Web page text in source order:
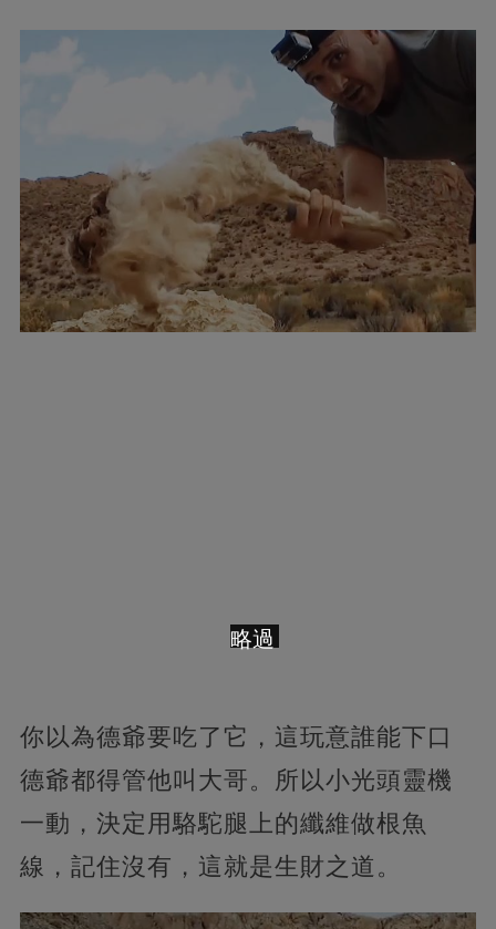
你以為德爺要吃了它，這玩意誰能下口
德爺都得管他叫大哥。所以小光頭靈機
一動，決定用駱駝腿上的纖維做根魚
線，記住沒有，這就是生財之道。
略過